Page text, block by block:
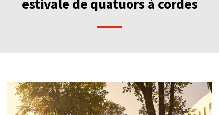
estivale de quatuors à cordes